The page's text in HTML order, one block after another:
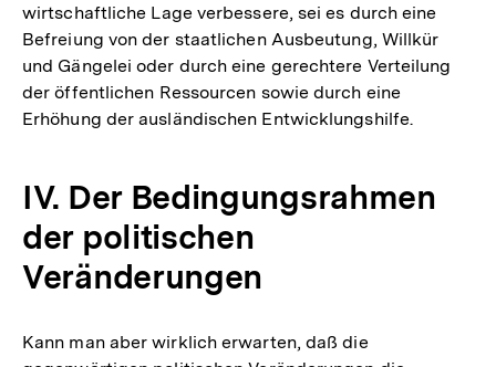
wirtschaftliche Lage verbessere, sei es durch eine
Befreiung von der staatlichen Ausbeutung, Willkür
und Gängelei oder durch eine gerechtere Verteilung
der öffentlichen Ressourcen sowie durch eine
Erhöhung der ausländischen Entwicklungshilfe.
IV. Der Bedingungsrahmen
der politischen
Veränderungen
Kann man aber wirklich erwarten, daß die